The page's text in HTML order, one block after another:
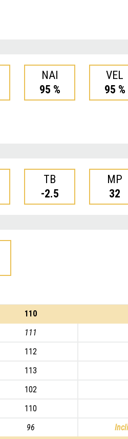
NAI
95 %
VEL
95 %
TB
-2.5
MP
32
110
111
112
113
102
110
96